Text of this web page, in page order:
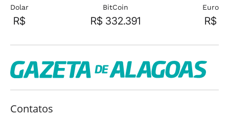
Dolar
R$
BitCoin
R$ 332.391
Euro
R$
Contatos